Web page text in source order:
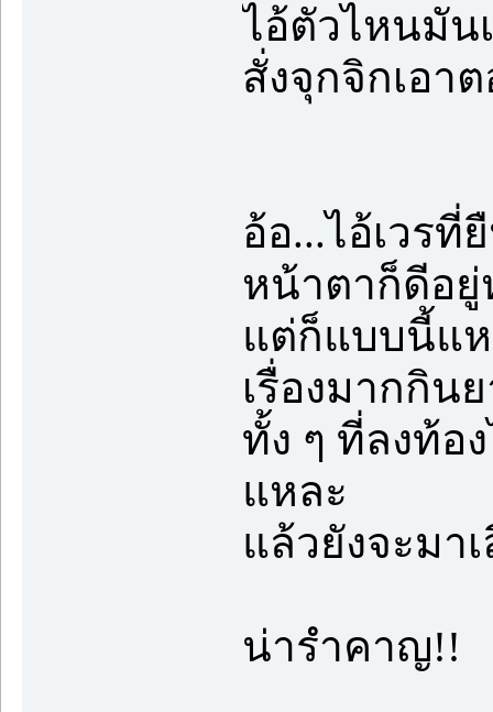
ไอ้ตัวไหนมัน
สั่งจุกจิกเอา
อ้อ...ไอ้เวรที่
หน้าตาก็ดีอยู่
แต่ก็แบบนี้แ
เรื่องมากกิน
ทั้ง ๆ ที่ลงท้อ
แหละ
แล้วยังจะมา
น่ารำคาญ!!